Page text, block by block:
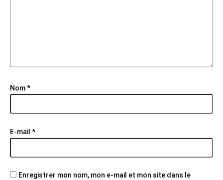
Nom*
E-mail *
Enregistrer mon nom, mon e-mail et mon site dans le